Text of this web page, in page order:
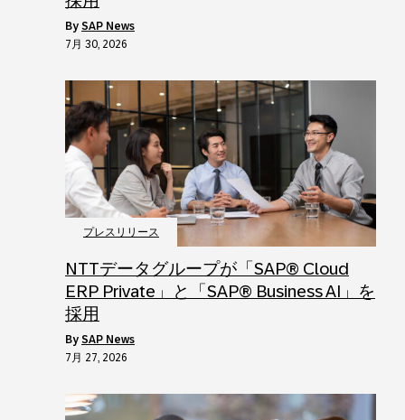
by SAP News
7月 30, 2026
プレスリリース
NTTデータグループが「SAP® Cloud
ERP Private」と「SAP® Business AI」を
採用
by SAP News
7月 27, 2026